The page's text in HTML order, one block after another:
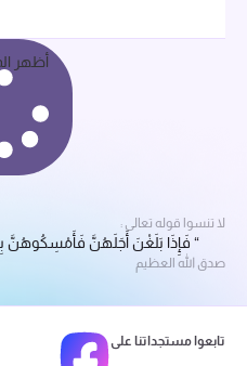
أظهر
لا تنسوا قوله تعالى :
“ فَإِذَا بَلَغْنَ أَجَلَهُنَّ
صدق الله العظيم
تابعوا مستجداتنا على